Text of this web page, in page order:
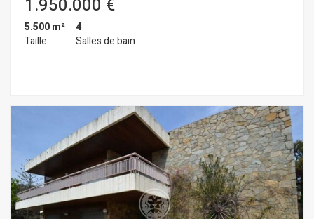
1.950.000 €
5.500 m²
Taille
4
Salles de bain
habitudes de navigation sur le site Web et afficher des